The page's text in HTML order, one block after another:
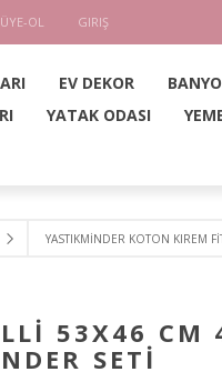
ÜYE-OL GIRIŞ
EV DEKOR BANYO
YATAK ODASI
YASTIKMİNDER KOTON KIREM
53X46 CM
SETİ